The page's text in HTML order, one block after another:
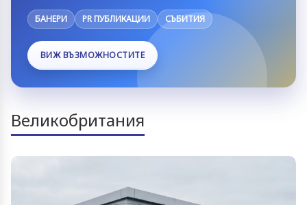
БАНЕРИ PR ПУБЛИКАЦИИ СЪБИТИЯ
ВИЖ ВЪЗМОЖНОСТИТЕ
Великобритания